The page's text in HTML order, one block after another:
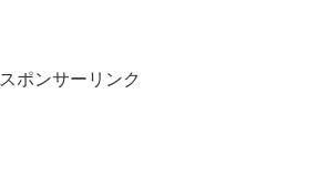
スポンサーリンク